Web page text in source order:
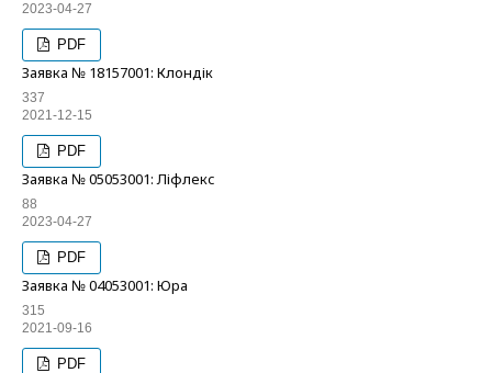
2023-04-27
PDF
Заявка № 18157001: Клондік
337
2021-12-15
PDF
Заявка № 05053001: Ліфлекс
88
2023-04-27
PDF
Заявка № 04053001: Юра
315
2021-09-16
PDF